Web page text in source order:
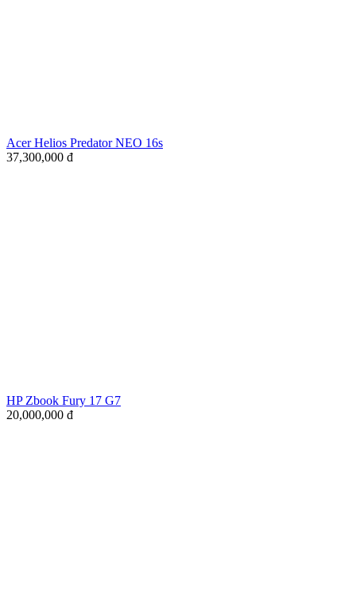
Acer Helios Predator NEO 16s
37,300,000 đ
HP Zbook Fury 17 G7
20,000,000 đ